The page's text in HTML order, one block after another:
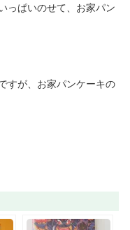
っぱいのせて、お家パン
すが、お家パンケーキの